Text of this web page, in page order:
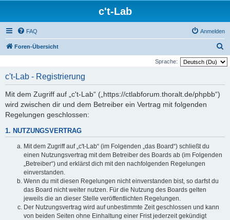
c't-Lab
FAQ Anmelden
Foren-Übersicht
u
Sprache:
c't-Lab - Registrierung
Mit dem Zugriff auf „c't-Lab“ („https://ctlabforum.thoralt.de/phpbb“)
wird zwischen dir und dem Betreiber ein Vertrag mit folgenden
Regelungen geschlossen:
1. NUTZUNGSVERTRAG
Mit dem Zugriff auf „c't-Lab“ (im Folgenden „das Board“) schließt du
einen Nutzungsvertrag mit dem Betreiber des Boards ab (im Folgenden
„Betreiber“) und erklärst dich mit den nachfolgenden Regelungen
einverstanden.
Wenn du mit diesen Regelungen nicht einverstanden bist, so darfst du
das Board nicht weiter nutzen. Für die Nutzung des Boards gelten
jeweils die an dieser Stelle veröffentlichten Regelungen.
Der Nutzungsvertrag wird auf unbestimmte Zeit geschlossen und kann
von beiden Seiten ohne Einhaltung einer Frist jederzeit gekündigt